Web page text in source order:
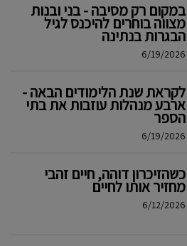
במקום רק מסיבה - בני ובנות
מצווה בוחרים להיכנס לגיל
הבגרות בנתינה
6/19/2026
לקראת שנת הלימודים הבאה -
ארבע מנהלות עוזבות את בתי
הספר
6/19/2026
כשהזיכרון דוהה, חיים זהבי
מחזיר אותו לחיים
6/12/2026